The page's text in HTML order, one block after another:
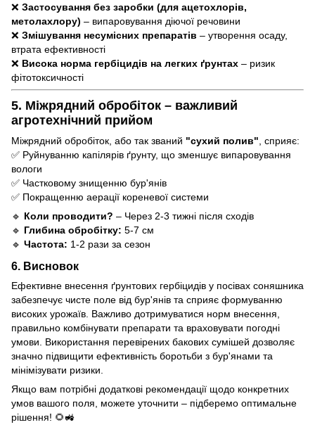
❌ Застосування без заробки (для ацетохлорів,
метолахлору) – випаровування діючої речовини
❌ Змішування несумісних препаратів – утворення осаду,
втрата ефективності
❌ Висока норма гербіцидів на легких ґрунтах – ризик
фітотоксичності
5. Міжрядний обробіток – важливий
агротехнічний прийом
Міжрядний обробіток, або так званий "сухий полив" , сприяє:
✅ Руйнуванню капілярів ґрунту, що зменшує випаровування
вологи
✅ Частковому знищенню бур'янів
✅ Покращенню аерації кореневої системи
🔹 Коли проводити? – Через 2-3 тижні після сходів
🔹 Глибина обробітку: 5-7 см
🔹 Частота: 1-2 рази за сезон
6. Висновок
Ефективне внесення ґрунтових гербіцидів у посівах соняшника
забезпечує чисте поле від бур'янів та сприяє формуванню
високих урожаїв. Важливо дотримуватися норм внесення,
правильно комбінувати препарати та враховувати погодні
умови. Використання перевірених бакових сумішей дозволяє
значно підвищити ефективність боротьби з бур'янами та
мінімізувати ризики.
Якщо вам потрібні додаткові рекомендації щодо конкретних
умов вашого поля, можете уточнити – підберемо оптимальне
рішення! 🌻🚜